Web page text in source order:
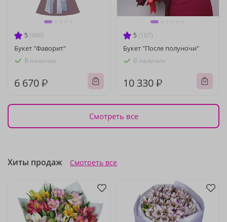
5 (960)
Букет "Фаворит"
В наличии
6 670 ₽
5 (167)
Букет "После полуночи"
В наличии
10 330 ₽
Смотреть все
Хиты продаж Смотреть все